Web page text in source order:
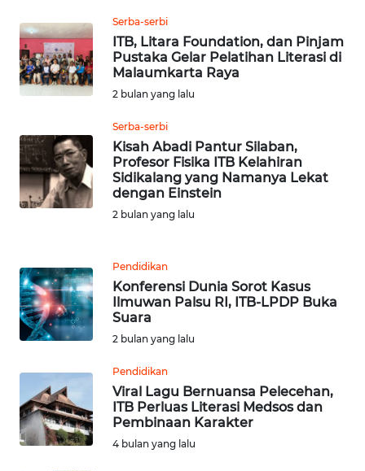
Serba-serbi
ITB, Litara Foundation, dan Pinjam
Pustaka Gelar Pelatihan Literasi di
Malaumkarta Raya
2 bulan yang lalu
Serba-serbi
Kisah Abadi Pantur Silaban,
Profesor Fisika ITB Kelahiran
Sidikalang yang Namanya Lekat
dengan Einstein
2 bulan yang lalu
Pendidikan
Konferensi Dunia Sorot Kasus
Ilmuwan Palsu RI, ITB-LPDP Buka
Suara
2 bulan yang lalu
Pendidikan
Viral Lagu Bernuansa Pelecehan,
ITB Perluas Literasi Medsos dan
Pembinaan Karakter
4 bulan yang lalu
RIAU
WN
SERAMBI
JAMBI
WN
SULTRA
WN
SULTENG
SULBAR
WN
BABEL